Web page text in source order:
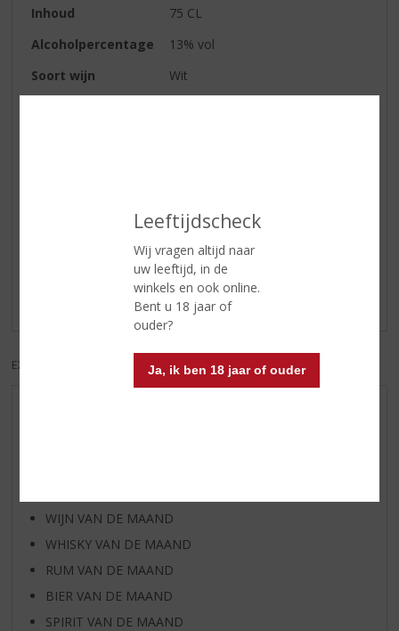
Leeftijdscheck
Wij vragen altijd naar
uw leeftijd, in de
winkels en ook online.
Bent u 18 jaar of
ouder?
Ja, ik ben 18 jaar of ouder
Inhoud
75 CL
Alcoholpercentage
13% vol
Soort wijn
Wit
Schrijf een review
Er zijn nog geen reviews geplaatst voor dit product
EXCL. BTW INCL. BTW
WIJN VAN DE MAAND
WHISKY VAN DE MAAND
RUM VAN DE MAAND
BIER VAN DE MAAND
SPIRIT VAN DE MAAND